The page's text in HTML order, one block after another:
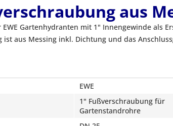
aus
Gartenhydranten mit 1" Innengewinde als
ist aus Messing inkl. Dichtung und das
EWE
1" Fußverschraubung für
Gartenstandrohre